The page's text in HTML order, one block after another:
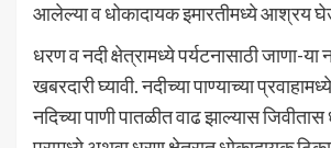
आलेल्या व धोकादायक इमारतीमध्ये आश्रय
धरण व नदी क्षेत्रामध्ये पर्यटनासाठी जाणा-या
खबरदारी घ्यावी. नदीच्या पाण्याच्या
नदिच्या पाणी पातळीत वाढ झाल्यास